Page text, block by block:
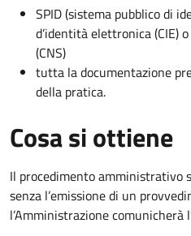
SPID (sistema pubblico di
d’identità elettronica (CIE)
(CNS)
tutta la documentazione
della pratica.
Cosa si ottiene
Il procedimento amministrativo
senza l’emissione di un
l’Amministrazione comunicherà